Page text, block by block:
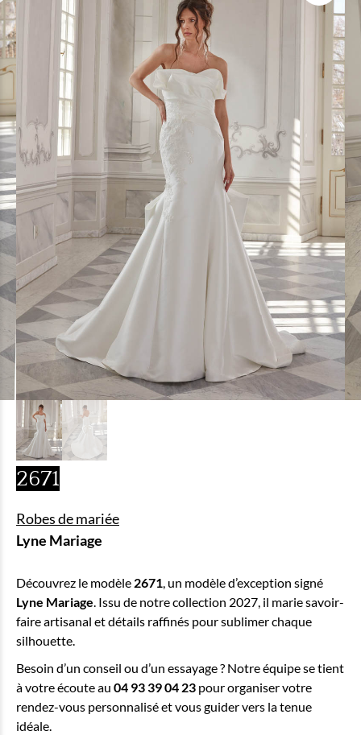
2671
Robes de mariée
Lyne Mariage
Découvrez le modèle 2671, un modèle d’exception signé
Lyne Mariage. Issu de notre collection 2027, il marie savoir-
faire artisanal et détails raffinés pour sublimer chaque
silhouette.
Besoin d’un conseil ou d’un essayage ? Notre équipe se tient
à votre écoute au 04 93 39 04 23 pour organiser votre
rendez-vous personnalisé et vous guider vers la tenue
idéale.